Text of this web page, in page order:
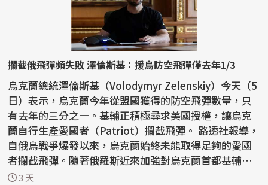
攔截俄飛彈頻失敗 澤倫斯基：援烏防空飛彈僅去年1/3
烏克蘭總統澤倫斯基（Volodymyr Zelenskiy）今天（5
日）表示，烏克蘭今年從盟國獲得的防空飛彈數量，只
有去年的三分之一。基輔正積極尋求美國授權，讓烏克
蘭自行生產愛國者（Patriot）攔截飛彈。 路透社報導，
自俄烏戰爭爆發以來，烏克蘭始終未能取得足夠的愛國
者攔截飛彈。隨著俄羅斯近來加強對烏克蘭首都基輔和
南部...
3 天